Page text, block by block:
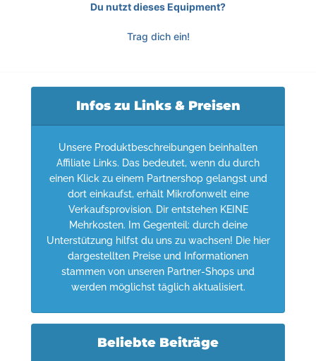
Du nutzt dieses Equipment?
Trag dich ein!
Infos zu Links & Preisen
Unsere Produktbeschreibungen beinhalten
Affiliate Links. Das bedeutet, wenn du durch
einen Klick zu einem Partnershop gelangst und
dort einkaufst, erhält Mikrofonwelt eine
Verkaufsprovision. Dir entstehen KEINE
Mehrkosten. Im Gegenteil: durch deine
Unterstützung hilfst du uns zu wachsen! Die hier
dargestellten Preise und Informationen
stammen von unseren Partner-Shops und
werden möglichst täglich aktualisiert.
Beliebte Beiträge